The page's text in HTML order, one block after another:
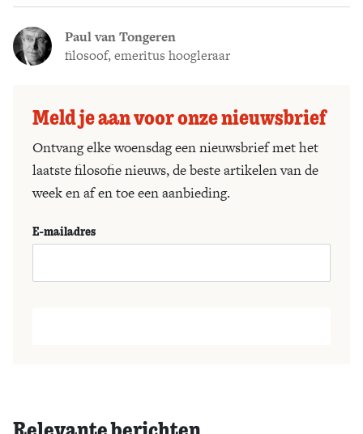
Paul van Tongeren
filosoof, emeritus hoogleraar
Meld je aan voor onze nieuwsbrief
Ontvang elke woensdag een nieuwsbrief met het
laatste filosofie nieuws, de beste artikelen van de
week en af en toe een aanbieding.
E-mailadres